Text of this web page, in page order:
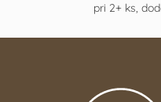
pri 2+ ks,